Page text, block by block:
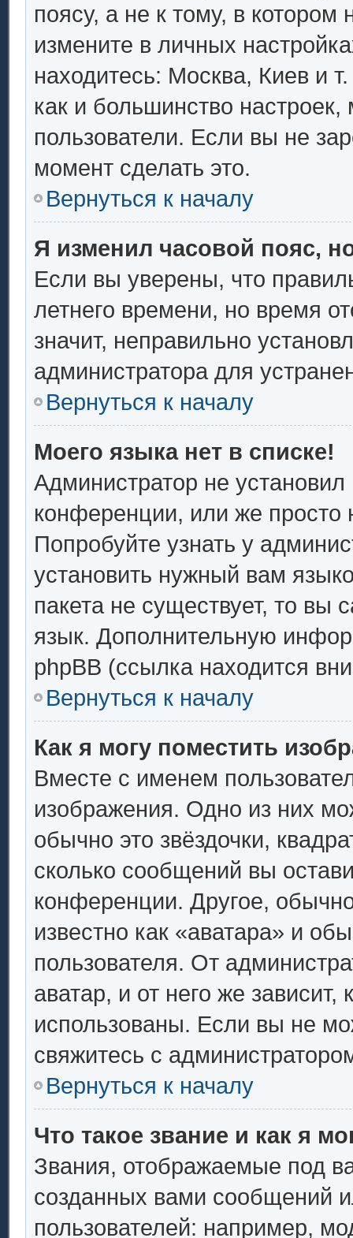
поясу, а не к тому, в
измените в личных
находитесь: Москва, Киев и
как и большинство настроек,
пользователи. Если вы не
момент сделать это.
Вернуться к началу
Я изменил часовой пояс,
Если вы уверены, что
летнего времени, но время
значит, неправильно
администратора для
Вернуться к началу
Моего языка нет в списке!
Администратор не
конференции, или же просто
Попробуйте узнать у
установить нужный вам
пакета не существует, то вы
язык. Дополнительную
phpBB (ссылка находится
Вернуться к началу
Как я могу поместить
Вместе с именем
изображения. Одно из них
обычно это звёздочки,
сколько сообщений вы
конференции. Другое,
известно как «аватара» и
пользователя. От
аватар, и от него же
использованы. Если вы не
свяжитесь с
Вернуться к началу
Что такое звание и как я
Звания, отображаемые под
созданных вами сообщений
пользователей: например,